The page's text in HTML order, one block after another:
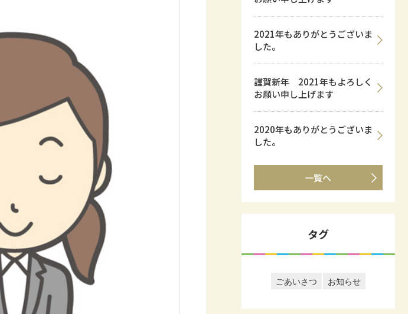
2021年もありがとうございま
した。
謹賀新年 2021年もよろしく
お願い申し上げます
2020年もありがとうございま
した。
一覧へ
タグ
ごあいさつ お知らせ